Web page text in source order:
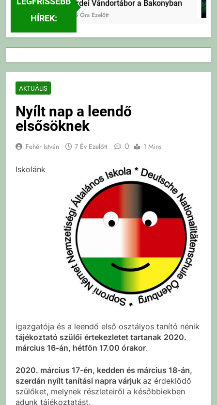
HÍREK:
Erdei Vándortábor a Bakonyban
15 Óra Ezelőtt
AKTUÁLIS
Nyílt nap a leendő
elsősöknek
Fehér István 7 Év Ezelőtt 0 1 Mins
Iskolánk
igazgatója és a leendő első osztályos tanító nénik
tájékoztató szülői értekezletet tartanak 2020.
március 16-án, hétfőn 17.00 órakor.
2020. március 17-én, kedden és március 18-án,
szerdán nyílt tanítási napra várjuk az érdeklődő
szülőket, melynek részleteiről a későbbiekben
adunk tájékoztatást.